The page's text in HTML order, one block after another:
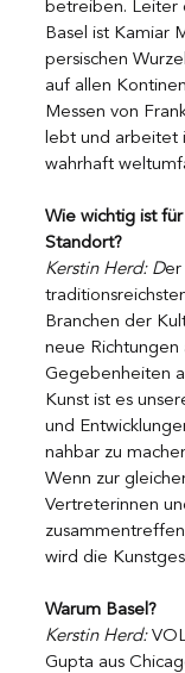
betreiben. Leiter
Basel ist Kamiar
persischen
auf allen
Messen von
lebt und arbeitet
wahrhaft
Wie wichtig ist
Standort?
Kerstin Herd: Der
Branchen der
neue Richtungen
Gegebenheiten
Kunst ist es
und
nahbar zu
Wenn zur
Vertreterinnen
wird die
Warum Basel?
Kerstin Herd:
Gupta aus